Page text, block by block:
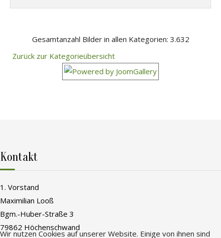
Gesamtanzahl Bilder in allen Kategorien: 3.632
Zurück zur Kategorieübersicht
Kontakt
1. Vorstand
Maximilian Looß
Bgm.-Huber-Straße 3
79862 Höchenschwand
Wir nutzen Cookies auf unserer Website. Einige von ihnen sind